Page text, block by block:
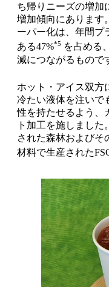
ち帰りニーズの増加
増加傾向にあります
ーパー化は、年間プ
ある47%*5 を占める
減につながるもので
ホット・アイス双方
冷たい液体を注いで
性を持たせるよう、
ト加工を施しまし
された森林およびそ
材料で生産された